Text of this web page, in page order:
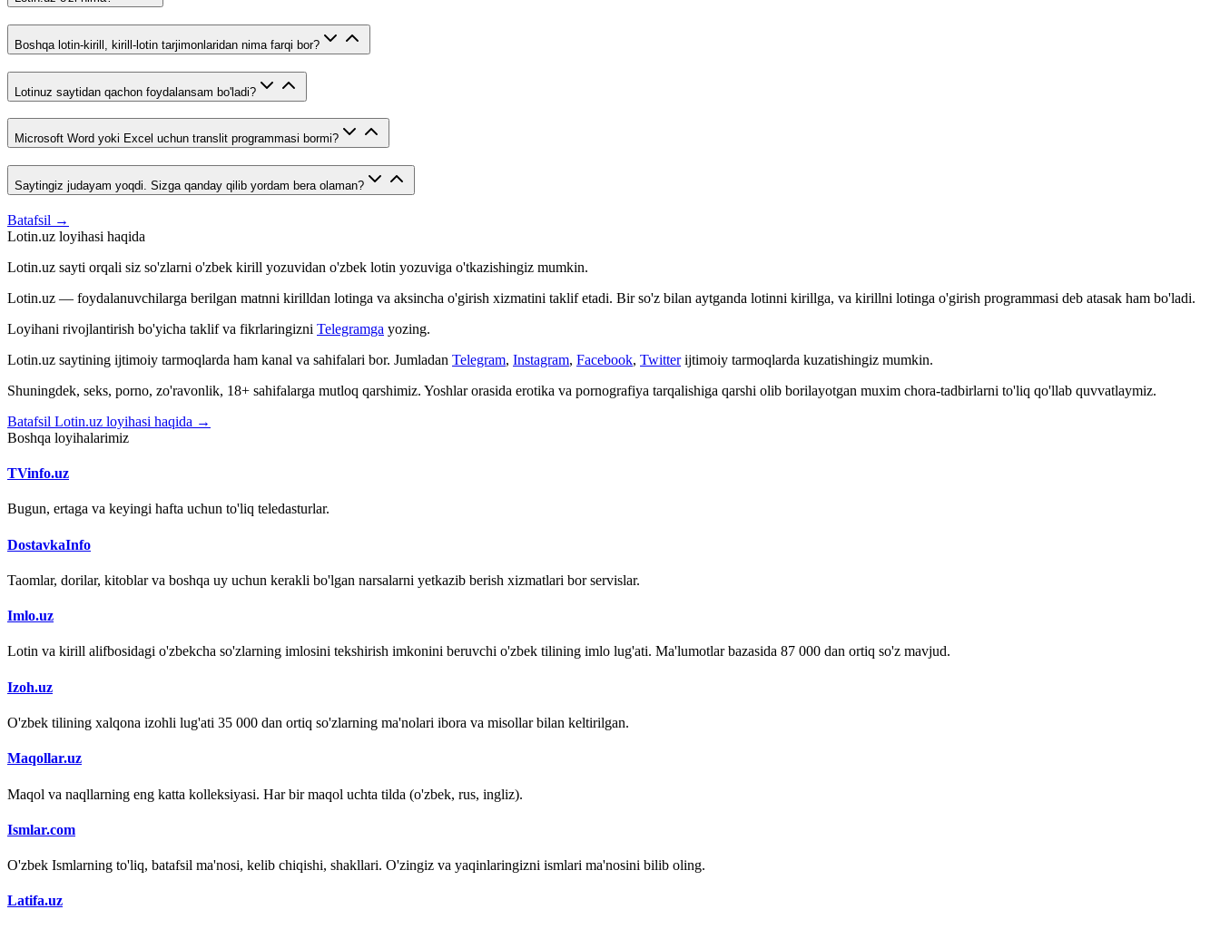
Boshqa lotin-kirill, kirill-lotin tarjimonlaridan nima farqi bor?
Lotinuz saytidan qachon foydalansam bo'ladi?
Microsoft Word yoki Excel uchun translit programmasi bormi?
Saytingiz judayam yoqdi. Sizga qanday qilib yordam bera olaman?
Batafsil →
Lotin.uz loyihasi haqida
Lotin.uz sayti orqali siz so'zlarni o'zbek kirill yozuvidan o'zbek lotin yozuviga o'tkazishingiz mumkin.
Lotin.uz — foydalanuvchilarga berilgan matnni kirilldan lotinga va aksincha o'girish xizmatini taklif etadi. Bir so'z bilan aytganda lotinni kirillga, va kirillni lotinga o'girish programmasi deb atasak ham bo'ladi.
Loyihani rivojlantirish bo'yicha taklif va fikrlaringizni Telegramga yozing.
Lotin.uz saytining ijtimoiy tarmoqlarda ham kanal va sahifalari bor. Jumladan Telegram, Instagram, Facebook, Twitter ijtimoiy tarmoqlarda kuzatishingiz mumkin.
Shuningdek, seks, porno, zo'ravonlik, 18+ sahifalarga mutloq qarshimiz. Yoshlar orasida erotika va pornografiya tarqalishiga qarshi olib borilayotgan muxim chora-tadbirlarni to'liq qo'llab quvvatlaymiz.
Batafsil Lotin.uz loyihasi haqida →
Boshqa loyihalarimiz
TVinfo.uz
Bugun, ertaga va keyingi hafta uchun to'liq teledasturlar.
DostavkaInfo
Taomlar, dorilar, kitoblar va boshqa uy uchun kerakli bo'lgan narsalarni yetkazib berish xizmatlari bor servislar.
Imlo.uz
Lotin va kirill alifbosidagi o'zbekcha so'zlarning imlosini tekshirish imkonini beruvchi o'zbek tilining imlo lug'ati. Ma'lumotlar bazasida 87 000 dan ortiq so'z mavjud.
Izoh.uz
O'zbek tilining xalqona izohli lug'ati 35 000 dan ortiq so'zlarning ma'nolari ibora va misollar bilan keltirilgan.
Maqollar.uz
Maqol va naqllarning eng katta kolleksiyasi. Har bir maqol uchta tilda (o'zbek, rus, ingliz).
Ismlar.com
O'zbek Ismlarning to'liq, batafsil ma'nosi, kelib chiqishi, shakllari. O'zingiz va yaqinlaringizni ismlari ma'nosini bilib oling.
Latifa.uz